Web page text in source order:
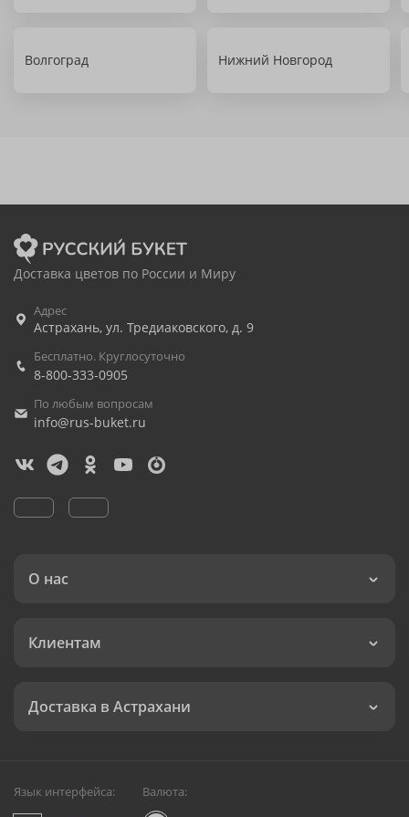
Волгоград Нижний Новгород
Доставка цветов по России и Миру
Адрес
Астрахань, ул. Тредиаковского, д. 9
Бесплатно. Круглосуточно
8-800-333-0905
По любым вопросам
info@rus-buket.ru
О нас
Клиентам
Доставка в Астрахани
Язык интерфейса: Валюта: